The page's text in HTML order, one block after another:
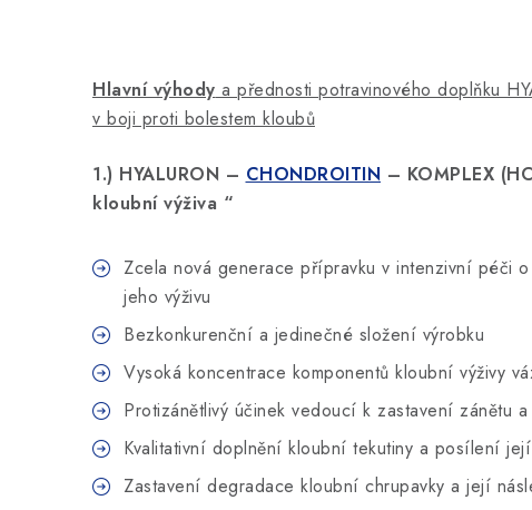
Hlavní výhody a přednosti potravinového doplňku
v boji proti bolestem kloubů
1.) HYALURON – CHONDROITIN – KOMPLEX
kloubní výživa “
Zcela nová generace přípravku v intenzivní péči
jeho výživu
Bezkonkurenční a jedinečné složení výrobku
Vysoká koncentrace komponentů kloubní výživy
Protizánětlivý účinek vedoucí k zastavení zánětu
Kvalitativní doplnění kloubní tekutiny a posílení
Zastavení degradace kloubní chrupavky a její